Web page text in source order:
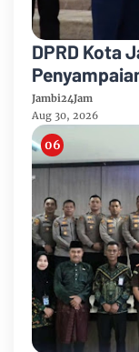
DPRD Kota
Jambi24Jam
Aug 30, 2026